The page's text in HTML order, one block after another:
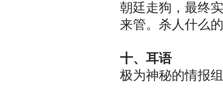
朝廷走狗，最终
来管。杀人什么
十、耳语
极为神秘的情报